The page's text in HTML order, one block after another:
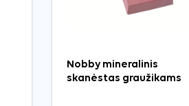
Nobby mineralinis
skanėstas graužikams